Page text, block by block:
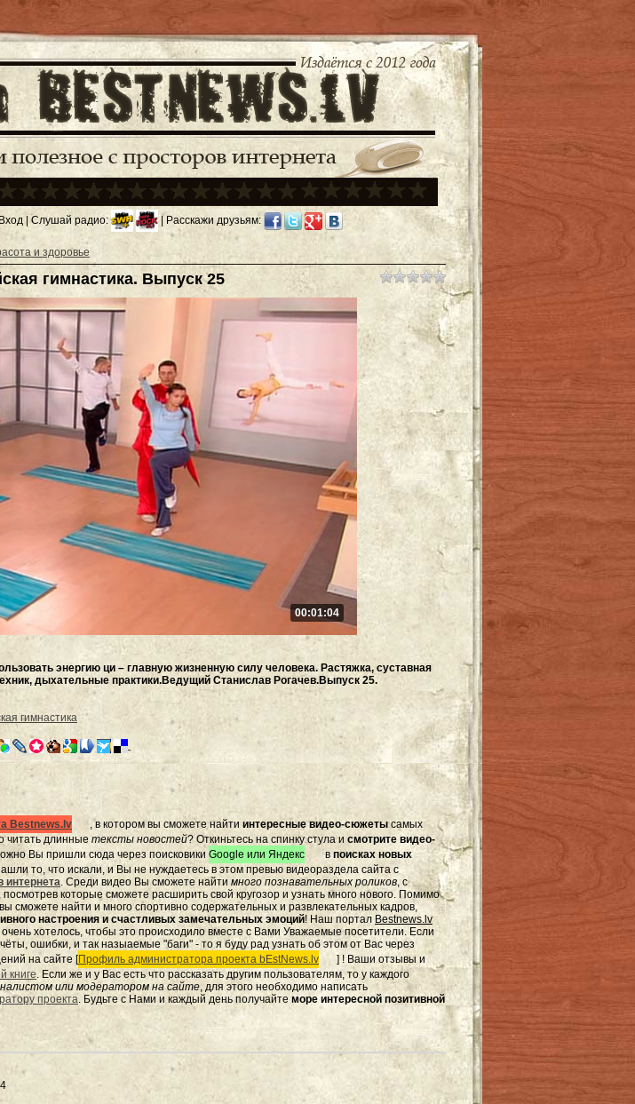
Вход | Слушай радио: | Расскажи друзьям:
и здоровье
гимнастика. Выпуск 25
00:01:04
энергию ци – главную жизненную силу человека. Растяжка, суставная
дыхательные практики.Ведущий Станислав Рогачев.Выпуск 25.
гимнастика
Bestnews.lv , в котором вы сможете найти интересные видео-сюжетысамых
читать длинные тексты новостей? Откиньтесь на спинку стула и смотрите видео-
Вы пришли сюда через поисковики Google или Яндекс в поисках новых
то, что искали, и Вы не нуждаетесь в этом превью видеораздела сайта с
интернета. Среди видео Вы сможете найти много познавательных роликов, с
которые сможете расширить свой кругозор и узнать много нового. Помимо
сможете найти и много спортивно содержательных и развлекательных кадров,
настроения и счастливых замечательных эмоций! Наш портал Bestnews.lv
хотелось, чтобы это происходило вместе с Вами Уважаемые посетители. Если
ошибки, и так назыаемые "баги" - то я буду рад узнать об этом от Вас через
на сайте [Профиль администратора проекта bEstNews.lv
] ! Ваши отзывы и
книге. Если же и у Вас есть что рассказать другим пользователям, то у каждого
или модератором на сайте, для этого необходимо написать
проекта. Будьте с Нами и каждый день получайте море интересной позитивной